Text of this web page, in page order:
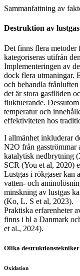
Sammanfattning av
Destruktion av lustgas
Det finns flera metoder
kategoriseras utifrån
Implementeringen av
dock flera utmaningar.
och behandla
det är stora gasflöden
fluktuerande.
temperatur och
effektiviteten hos
I allmänhet inkluderar
N2O från
katalytisk nedbrytning
SCR (You et al, 2020)
Lustgas i rökgaser kan
vatten- och
minskning av lustgas
(Ko, L. S et al, 2023).
Praktiska erfarenheter
finns i bl a Danmark
et al., 2024).
Olika destruktionstekniker
Oxidation